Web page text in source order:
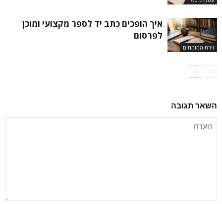
זירת המומחים
איך הופכים כתב יד לספר מקצועי ומוכן
לפרסום
השאר תגובה